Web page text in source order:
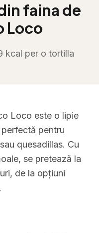
faina de
Loco
kcal per o tortilla
Loco este o lipie
pentru
quesadillas. Cu
se pretează la
de la opțiuni